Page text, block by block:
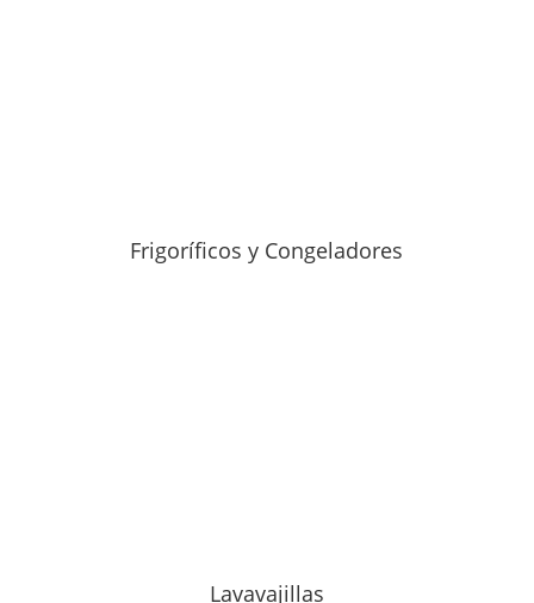
Frigoríficos y Congeladores
Lavavajillas